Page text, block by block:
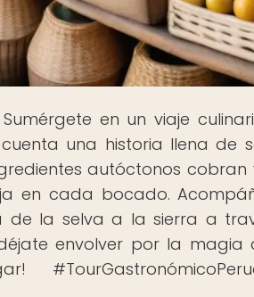
en un viaje
una historia llena de
autóctonos
en cada bocado.
la selva a la sierra a
déjate envolver por la